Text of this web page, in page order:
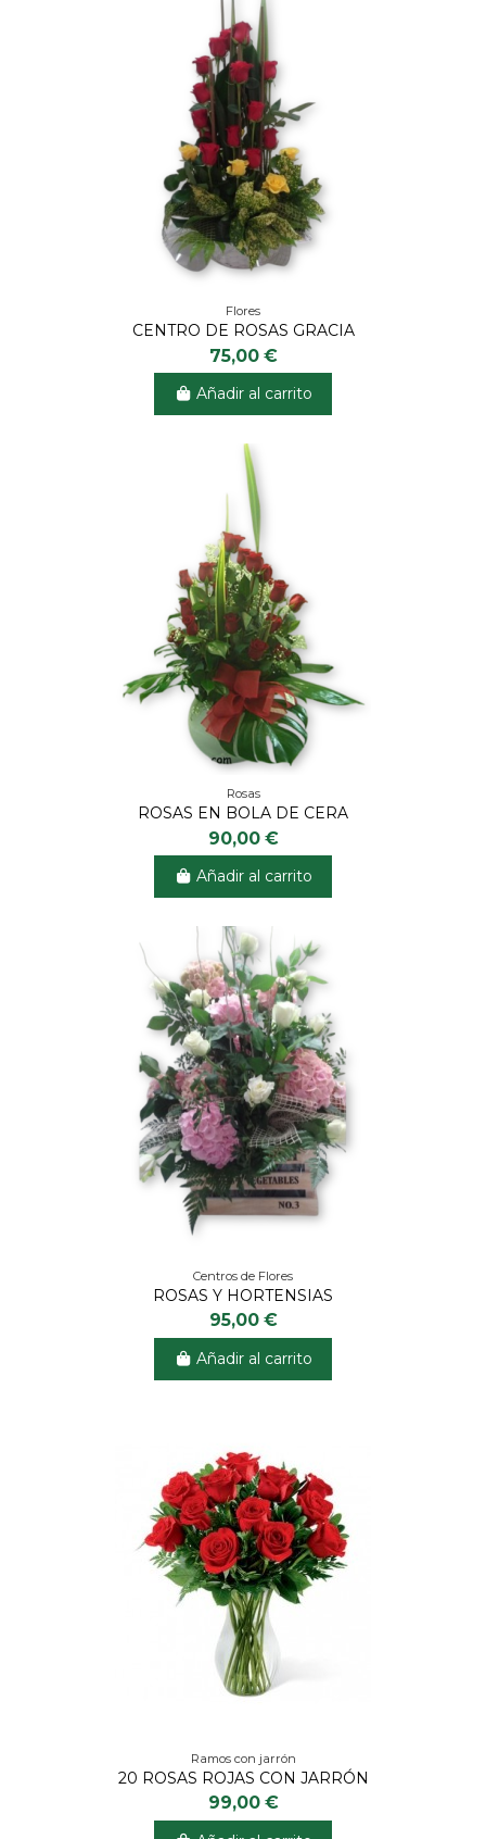
Flores
CENTRO DE ROSAS GRACIA
75,00 €
Añadir al carrito
Rosas
ROSAS EN BOLA DE CERA
90,00 €
Añadir al carrito
Centros de Flores
ROSAS Y HORTENSIAS
95,00 €
Añadir al carrito
Ramos con jarrón
20 ROSAS ROJAS CON JARRÓN
99,00 €